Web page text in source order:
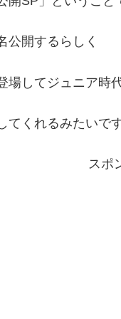
公開するらしく
場してジュニア時
てくれるみたいで
スポ